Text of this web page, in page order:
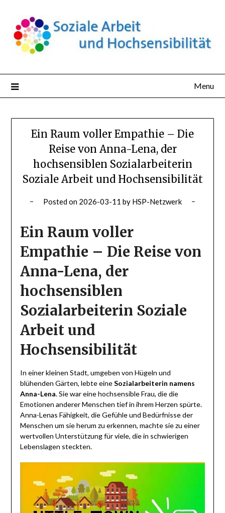
content
Menu
Ein Raum voller Empathie – Die
Reise von Anna-Lena, der
hochsensiblen Sozialarbeiterin
Soziale Arbeit und Hochsensibilität
Posted on 2026-03-11 by HSP-Netzwerk
Ein Raum voller
Empathie – Die Reise von
Anna-Lena, der
hochsensiblen
Sozialarbeiterin Soziale
Arbeit und
Hochsensibilität
In einer kleinen Stadt, umgeben von Hügeln und
blühenden Gärten, lebte eineSozialarbeiterin namens
Anna-Lena. Sie war eine hochsensible Frau, die die
Emotionen anderer Menschen tief in ihrem Herzen spürte.
Anna-Lenas Fähigkeit, die Gefühle und Bedürfnisse der
Menschen um sie herum zu erkennen, machte sie zu einer
wertvollen Unterstützung für viele, die in schwierigen
Lebenslagen steckten.